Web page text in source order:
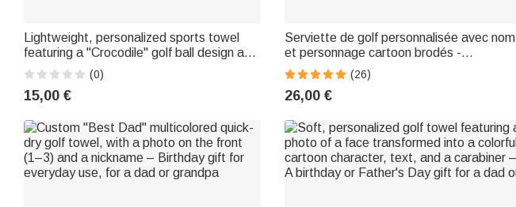
Lightweight, personalized sports towel
featuring a "Crocodile" golf ball design and
team name—a birthday gift for golf
enthusiasts
(0)
15,00 €
Serviette de golf personnalisée avec nom
et personnage cartoon brodés -
Accessoire de sport - Cadeau
d'anniversaire pour les amateurs de golf
(26)
26,00 €